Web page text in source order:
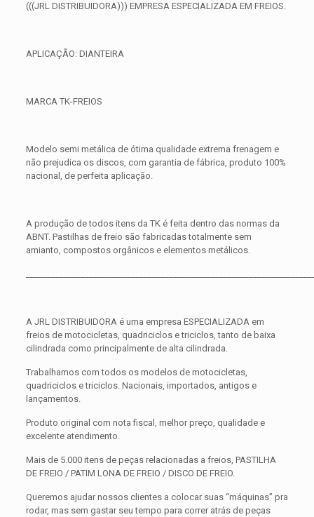
(((JRL DISTRIBUIDORA))) EMPRESA ESPECIALIZADA EM FREIOS.
APLICAÇÃO: DIANTEIRA
MARCA TK-FREIOS
Modelo semi metálica de ótima qualidade extrema frenagem e
não prejudica os discos, com garantia de fábrica, produto 100%
nacional, de perfeita aplicação.
A produção de todos itens da TK é feita dentro das normas da
ABNT. Pastilhas de freio são fabricadas totalmente sem
amianto, compostos orgânicos e elementos metálicos.
A JRL DISTRIBUIDORA é uma empresa ESPECIALIZADA em
freios de motocicletas, quadriciclos e triciclos, tanto de baixa
cilindrada como principalmente de alta cilindrada.
Trabalhamos com todos os modelos de motocicletas,
quadriciclos e triciclos. Nacionais, importados, antigos e
lançamentos.
Produto original com nota fiscal, melhor preço, qualidade e
excelente atendimento.
Mais de 5.000 itens de peças relacionadas a freios, PASTILHA
DE FREIO / PATIM LONA DE FREIO / DISCO DE FREIO.
Queremos ajudar nossos clientes a colocar suas “máquinas” pra
rodar, mas sem gastar seu tempo para correr atrás de peças